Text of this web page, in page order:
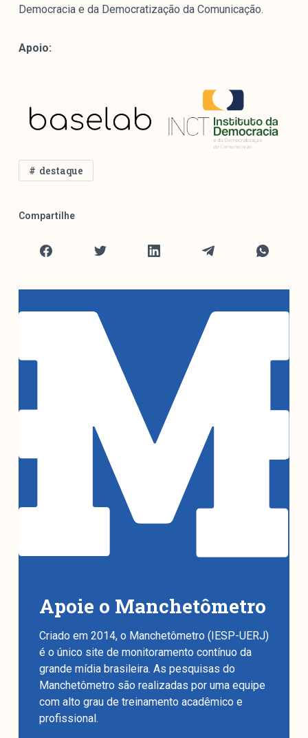
Democracia e da Democratização da Comunicação.
Apoio:
destaque
Compartilhe
Apoie o Manchetômetro
Criado em 2014, o Manchetômetro (IESP-UERJ)
é o único site de monitoramento contínuo da
grande mídia brasileira. As pesquisas do
Manchetômetro são realizadas por uma equipe
com alto grau de treinamento acadêmico e
profissional.